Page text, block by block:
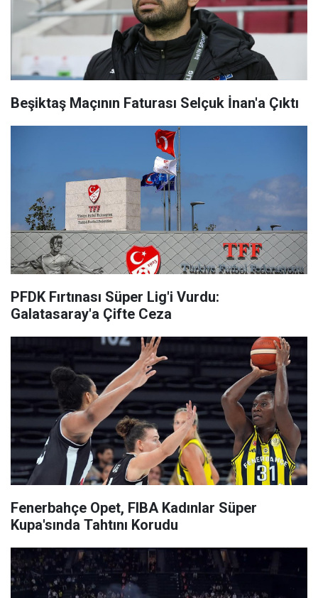
Beşiktaş Maçının Faturası Selçuk İnan'a Çıktı
PFDK Fırtınası Süper Lig'i Vurdu:
Galatasaray'a Çifte Ceza
Fenerbahçe Opet, FIBA Kadınlar Süper
Kupa'sında Tahtını Korudu